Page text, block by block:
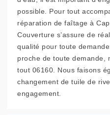
possible. Pour tout
réparation de faîtage à
Couverture s’assure de
qualité pour toute
proche de toute demande,
tout 06160. Nous faisons
changement de tuile de
engagement.